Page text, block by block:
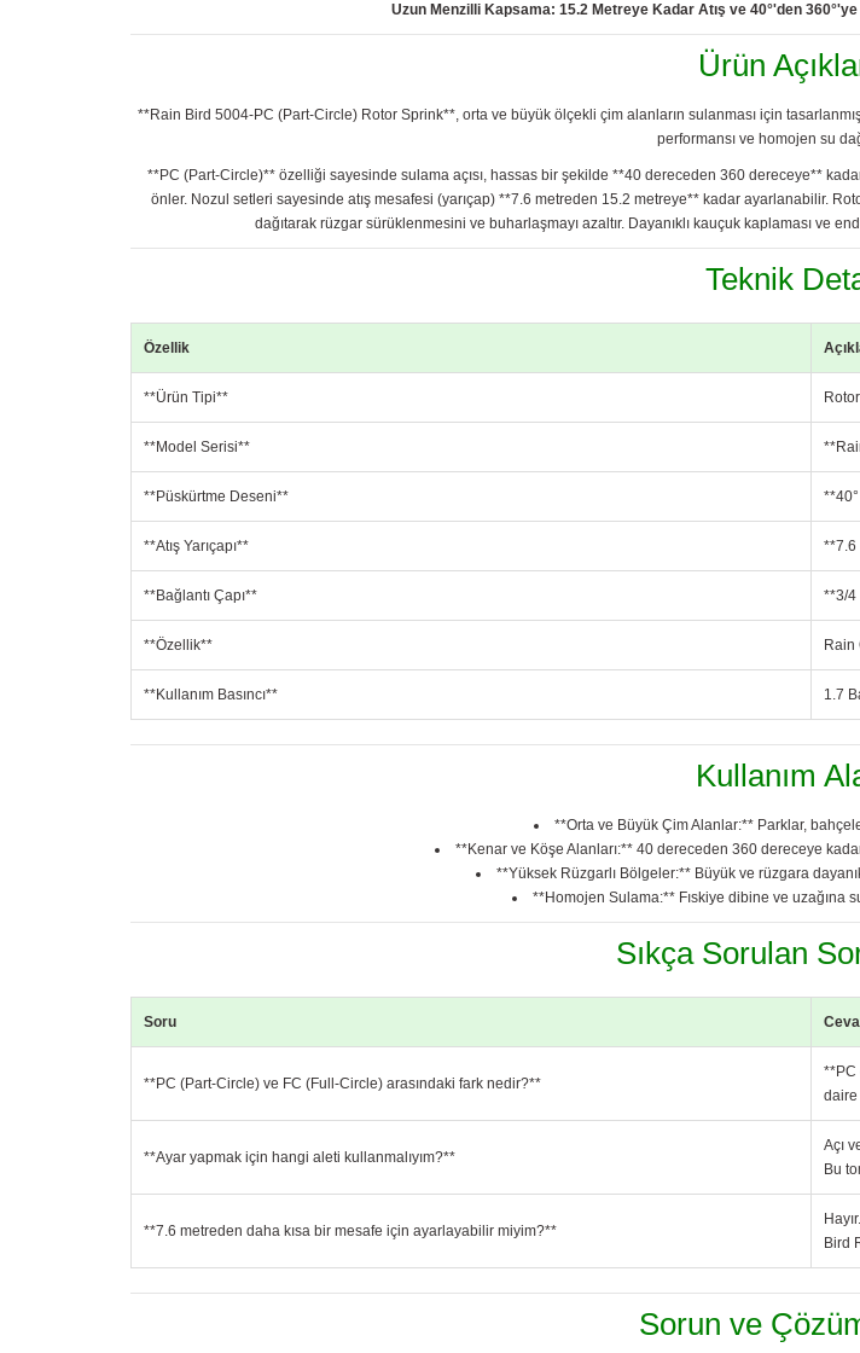
Uzun Menzilli Kapsama: 15.2 Metreye Kadar Atış ve 40°'den
Ürün
**Rain Bird 5004-PC (Part-Circle) Rotor Sprink**, orta ve büyük ölçekli çim alanların sulanması için
performansı ve homojen su
**PC (Part-Circle)** özelliği sayesinde sulama açısı, hassas bir şekilde **40 dereceden 360 dereceye**
önler. Nozul setleri sayesinde atış mesafesi (yarıçap) **7.6 metreden 15.2 metreye** kadar ayarlanabilir.
dağıtarak rüzgar sürüklenmesini ve buharlaşmayı azaltır. Dayanıklı kauçuk kaplaması ve
Teknik
Özellik
**Ürün Tipi**
**Model Serisi**
**Püskürtme Deseni**
**Atış Yarıçapı** **7.6
**Bağlantı Çapı** **3/4
**Özellik** Rain
**Kullanım Basıncı** 1.7
Kullanım
**Orta ve Büyük Çim Alanlar:** Parklar,
**Kenar ve Köşe Alanları:** 40 dereceden 360 dereceye
**Yüksek Rüzgarlı Bölgeler:** Büyük ve rüzgara
**Homojen Sulama:** Fıskiye dibine ve uzağına
Sıkça Sorulan
Soru
**PC (Part-Circle) ve FC (Full-Circle) arasındaki fark nedir?**
**PC
daire
**Ayar yapmak için hangi aleti kullanmalıyım?**
Açı
Bu
**7.6 metreden daha kısa bir mesafe için ayarlayabilir miyim?**
Bird
Sorun ve